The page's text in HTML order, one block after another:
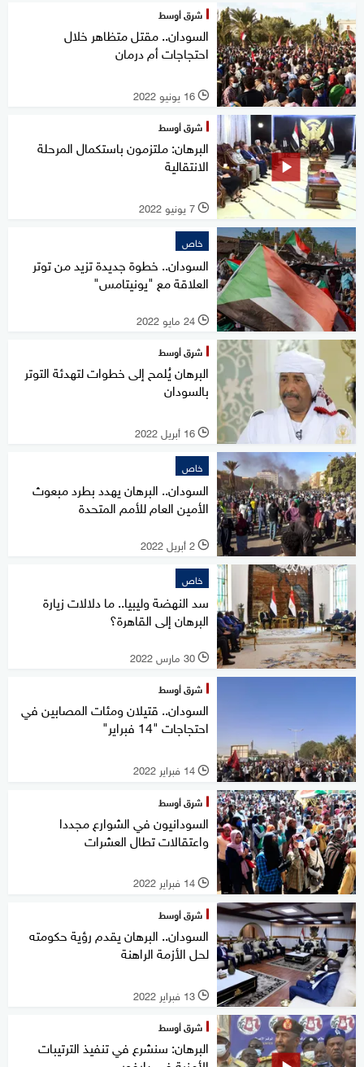
شرق أوسط
السودان.. مقتل متظاهر خلال
احتجاجات أم درمان
l 16 يونيو 2022
شرق أوسط
البرهان: ملتزمون باستكمال المرحلة
الانتقالية
l 7 يونيو 2022
خاص
السودان.. خطوة جديدة تزيد من توتر
العلاقة مع "يونيتامس"
l 24 مايو 2022
شرق أوسط
البرهان يُلمح إلى خطوات لتهدئة التوتر
بالسودان
l 16 أبريل 2022
خاص
السودان.. البرهان يهدد بطرد مبعوث
الأمين العام للأمم المتحدة
l 2 أبريل 2022
خاص
سد النهضة وليبيا.. ما دلالات زيارة
البرهان إلى القاهرة؟
l 30 مارس 2022
شرق أوسط
السودان.. قتيلان ومئات المصابين في
احتجاجات "14 فبراير"
l 14 فبراير 2022
شرق أوسط
السودانيون في الشوارع مجددا
واعتقالات تطال العشرات
l 14 فبراير 2022
شرق أوسط
السودان.. البرهان يقدم رؤية حكومته
لحل الأزمة الراهنة
l 13 فبراير 2022
شرق أوسط
البرهان: سنشرع في تنفيذ الترتيبات